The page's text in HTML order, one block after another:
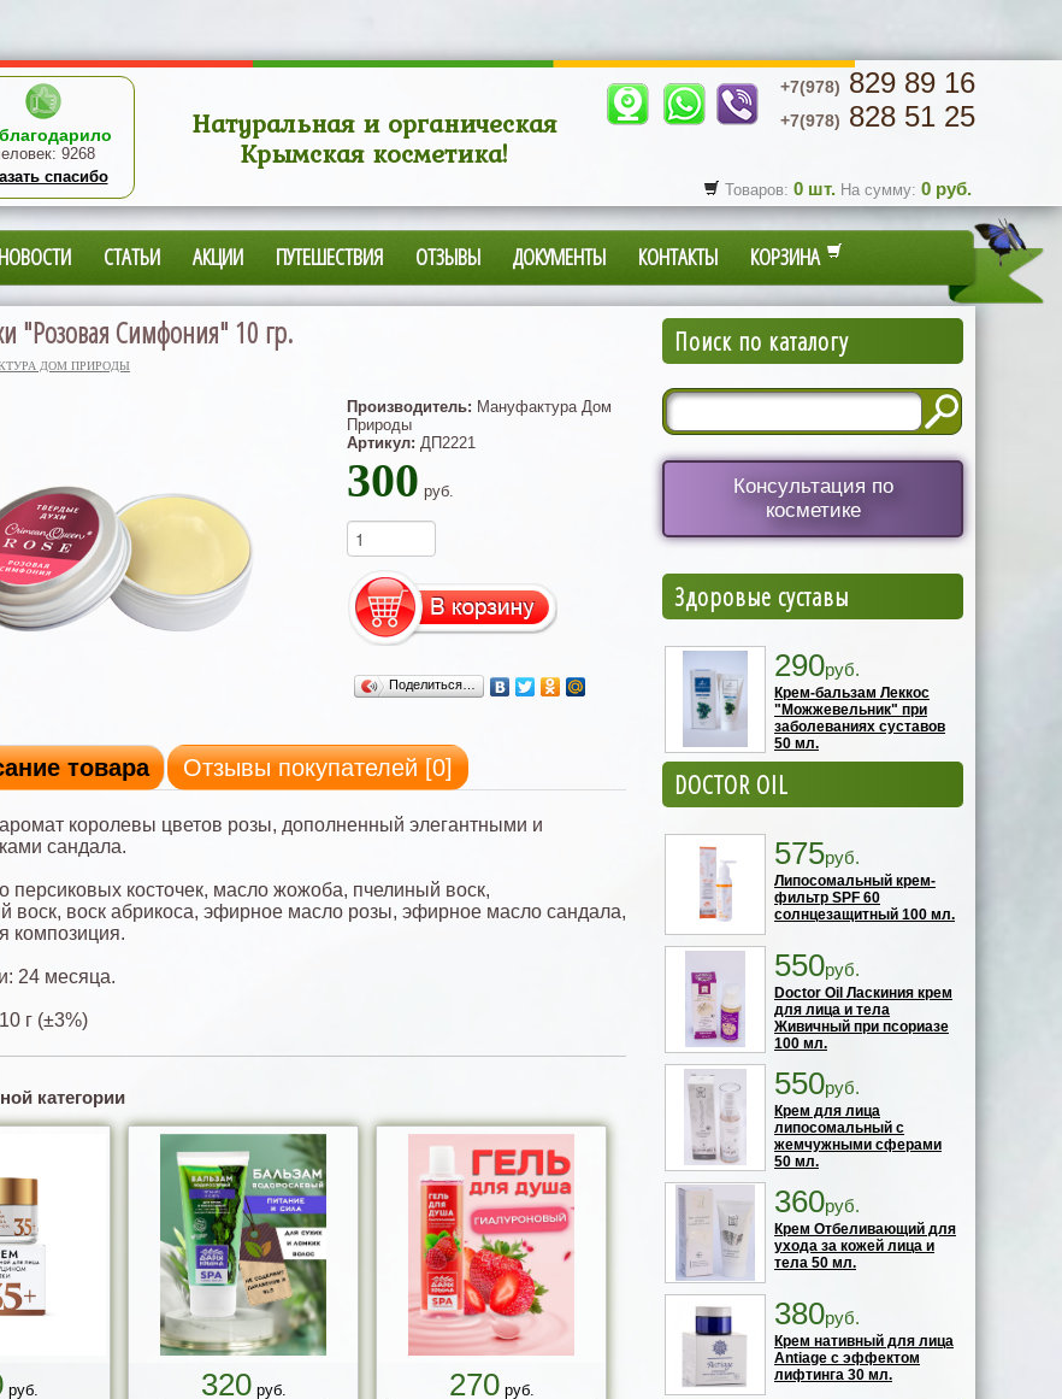
9268
спасибо
Натуральная и органическая
Крымская косметика!
+7(978) 829 89 16
+7(978) 828 51 25
Товаров: 0 шт. На сумму: 0 руб.
НОВОСТИ СТАТЬИ АКЦИИ ПУТЕШЕСТВИЯ ОТЗЫВЫ ДОКУМЕНТЫ КОНТАКТЫ КОРЗИНА
"Розовая Симфония" 10 гр.
ДОМ ПРИРОДЫ
Производитель: Мануфактура Дом
Природы
Артикул: ДП2221
300 руб.
Поделиться…
товара Отзывы покупателей [0]
королевы цветов розы, дополненный элегантными и
сандала.
персиковых косточек, масло жожоба, пчелиный воск,
воск, воск абрикоса, эфирное масло розы, эфирное масло сандала,
композиция.
24 месяца.
г (±3%)
категории
руб.
320руб.
270руб.
Поиск по каталогу
Консультация по
косметике
Здоровые суставы
290руб.
Крем-бальзам Леккос
"Можжевельник" при
заболеваниях суставов
50 мл.
DOCTOR OIL
575руб.
Липосомальный крем-
фильтр SPF 60
солнцезащитный 100 мл.
550руб.
Doctor Oil Ласкиния крем
для лица и тела
Живичный при псориазе
100 мл.
550руб.
Крем для лица
липосомальный с
жемчужными сферами
50 мл.
360руб.
Крем Отбеливающий для
ухода за кожей лица и
тела 50 мл.
380руб.
Крем нативный для лица
Antiage с эффектом
лифтинга 30 мл.